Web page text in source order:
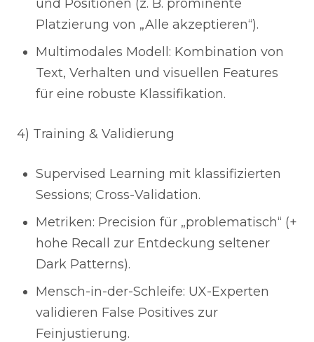
und Positionen (z. B. prominente
Platzierung von „Alle akzeptieren“).
Multimodales Modell: Kombination von
Text, Verhalten und visuellen Features
für eine robuste Klassifikation.
4) Training & Validierung
Supervised Learning mit klassifizierten
Sessions; Cross-Validation.
Metriken: Precision für „problematisch“ (+
hohe Recall zur Entdeckung seltener
Dark Patterns).
Mensch-in-der-Schleife: UX-Experten
validieren False Positives zur
Feinjustierung.